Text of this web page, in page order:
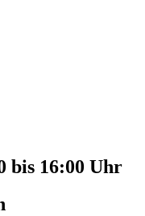
bis 16:00 Uhr